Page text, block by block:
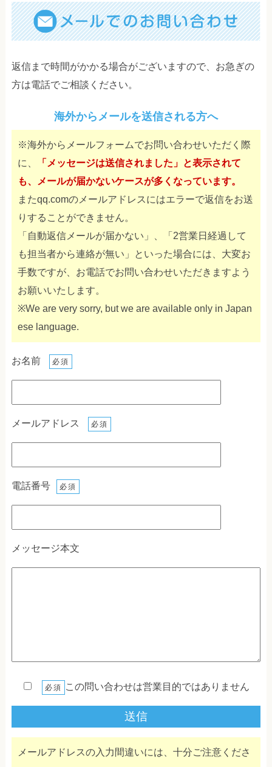
返信まで時間がかかる場合がございますので、お急ぎの
方は電話でご相談ください。
海外からメールを送信される方へ
※海外からメールフォームでお問い合わせいただく際
に、
「メッセージは送信されました」と表示されて
も、メールが届かないケースが多くなっています。
またqq.comのメールアドレスにはエラーで返信をお送
りすることができません。
「自動返信メールが届かない」、「2営業日経過して
も担当者から連絡が無い」といった場合には、大変お
手数ですが、お電話でお問い合わせいただきますよう
お願いいたします。
※We are very sorry, but we are available only in Japan
ese language.
お名前 必須
メールアドレス 必須
電話番号 必須
メッセージ本文
必須 この問い合わせは営業目的ではありません
メールアドレスの入力間違いには、十分ご注意くださ